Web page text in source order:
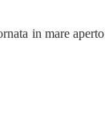
in mare aperto